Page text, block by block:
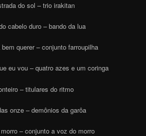
do sol – trio irakitan
cabelo duro – bando da lua
querer – conjunto farroupilha
eu vou – quatro azes e um coringa
– titulares do ritmo
onze – demônios da garôa
– conjunto a voz do morro